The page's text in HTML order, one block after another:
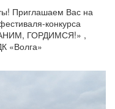
Приглашаем Вас на
конкурса
ГОРДИМСЯ!» ,
«Волга»